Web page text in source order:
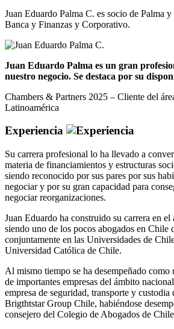
Juan Eduardo Palma C. es socio de Palma
Banca y Finanzas y Corporativo.
Juan Eduardo Palma es un gran
nuestro negocio. Se destaca por su
Chambers & Partners 2025 – Cliente del
Latinoamérica
Experiencia
Su carrera profesional lo ha llevado a
materia de financiamientos y estructuras
siendo reconocido por sus pares por sus
negociar y por su gran capacidad para
negociar reorganizaciones.
Juan Eduardo ha construido su carrera en el
siendo uno de los pocos abogados en Chile
conjuntamente en las Universidades de
Universidad Católica de Chile.
Al mismo tiempo se ha desempeñado
de importantes empresas del ámbito
empresa de seguridad, transporte y
Brigthtstar Group Chile, habiéndose
consejero del Colegio de Abogados de